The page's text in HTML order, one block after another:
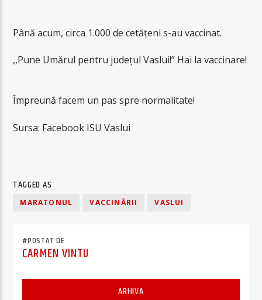
Până acum, circa 1.000 de cetățeni s-au vaccinat.
,,Pune Umărul pentru județul Vaslui!” Hai la vaccinare!
Împreună facem un pas spre normalitate!
Sursa: Facebook ISU Vaslui
TAGGED AS
MARATONUL VACCINĂRII VASLUI
#POSTAT DE
CARMEN VINTU
ARHIVA